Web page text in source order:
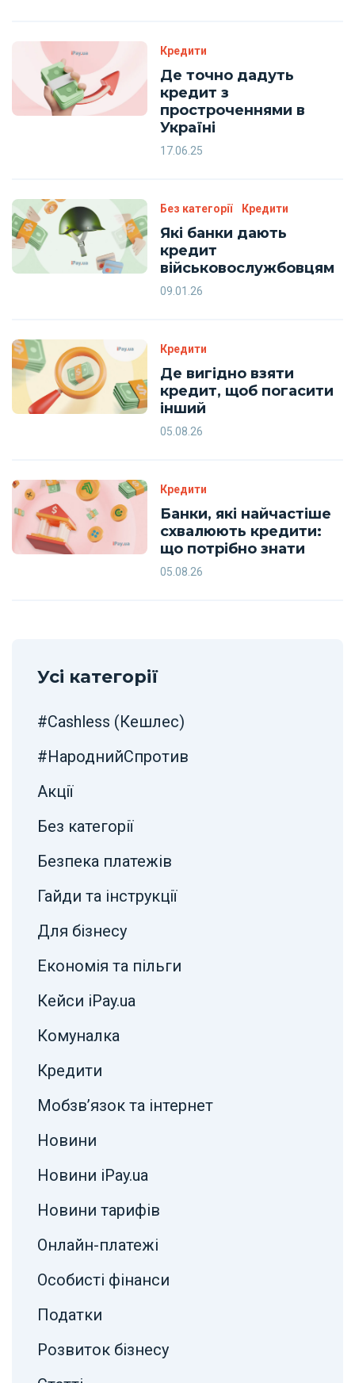
Кредити
Де точно дадуть
кредит з
простроченнями в
Україні
17.06.25
Без категорії Кредити
Які банки дають
кредит
військовослужбовцям
09.01.26
Кредити
Де вигідно взяти
кредит, щоб погасити
інший
05.08.26
Кредити
Банки, які найчастіше
схвалюють кредити:
що потрібно знати
05.08.26
Усі категорії
#Cashless (Кешлес)
#НароднийСпротив
Акції
Без категорії
Безпека платежів
Гайди та інструкції
Для бізнесу
Економія та пільги
Кейси iPay.ua
Комуналка
Кредити
Мобзв’язок та інтернет
Новини
Новини iPay.ua
Новини тарифів
Онлайн-платежі
Особисті фінанси
Податки
Розвиток бізнесу